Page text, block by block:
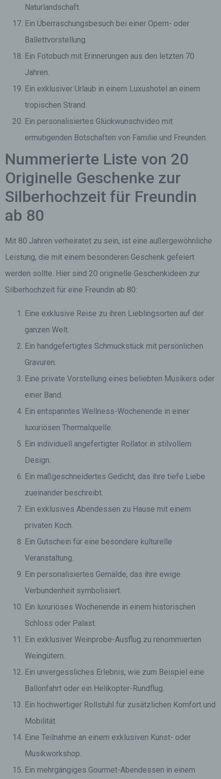
Naturlandschaft.
Ein Überraschungsbesuch bei einer Opern- oder
Ballettvorstellung.
Ein Fotobuch mit Erinnerungen aus den letzten 70
Jahren.
Ein exklusiver Urlaub in einem Luxushotel an einem
tropischen Strand.
Ein personalisiertes Glückwunschvideo mit
ermutigenden Botschaften von Familie und Freunden.
Nummerierte Liste von 20
Originelle Geschenke zur
Silberhochzeit für Freundin
ab 80
Mit 80 Jahren verheiratet zu sein, ist eine außergewöhnliche
Leistung, die mit einem besonderen Geschenk gefeiert
werden sollte. Hier sind 20 originelle Geschenkideen zur
Silberhochzeit für eine Freundin ab 80:
Eine exklusive Reise zu ihren Lieblingsorten auf der
ganzen Welt.
Ein handgefertigtes Schmuckstück mit persönlichen
Gravuren.
Eine private Vorstellung eines beliebten Musikers oder
einer Band.
Ein entspanntes Wellness-Wochenende in einer
luxuriösen Thermalquelle.
Ein individuell angefertigter Rollator in stilvollem
Design.
Ein maßgeschneidertes Gedicht, das ihre tiefe Liebe
zueinander beschreibt.
Ein exklusives Abendessen zu Hause mit einem
privaten Koch.
Ein Gutschein für eine besondere kulturelle
Veranstaltung.
Ein personalisiertes Gemälde, das ihre ewige
Verbundenheit symbolisiert.
Ein luxuriöses Wochenende in einem historischen
Schloss oder Palast.
Ein exklusiver Weinprobe-Ausflug zu renommierten
Weingütern.
Ein unvergessliches Erlebnis, wie zum Beispiel eine
Ballonfahrt oder ein Helikopter-Rundflug.
Ein hochwertiger Rollstuhl für zusätzlichen Komfort und
Mobilität.
Eine Teilnahme an einem exklusiven Kunst- oder
Musikworkshop.
Ein mehrgängiges Gourmet-Abendessen in einem